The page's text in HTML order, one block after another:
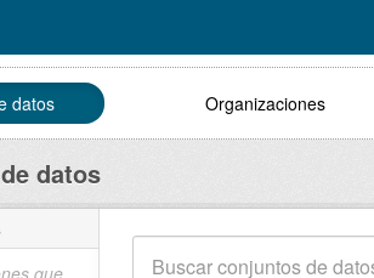
datos Organizaciones
datos
que